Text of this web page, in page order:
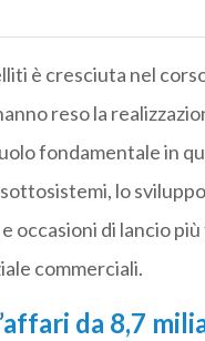
è cresciuta nel
reso la
fondamentale in
lo
occasioni di lancio
commerciali.
da 8,7